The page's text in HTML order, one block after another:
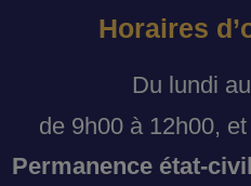
Horaires
Du lundi
de 9h00 à 12h00,
Permanence état-